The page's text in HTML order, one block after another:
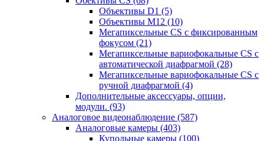
Объективы D1 (5)
Объективы M12 (10)
Мегапиксельные CS c фиксированным
фокусом (21)
Мегапиксельные вариофокальные CS c
автоматической диафрагмой (28)
Мегапиксельные вариофокальные CS c
ручной диафрагмой (4)
Дополнительные аксессуары, опции,
модули. (93)
Аналоговое видеонаблюдение (587)
Аналоговые камеры (403)
Купольные камеры (100)